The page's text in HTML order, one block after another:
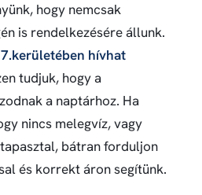
hogy nemcsak
is rendelkezésére állunk.
hívhat
tudjuk, hogy a
a naptárhoz. Ha
nincs melegvíz, vagy
bátran forduljon
és korrekt áron segítünk.